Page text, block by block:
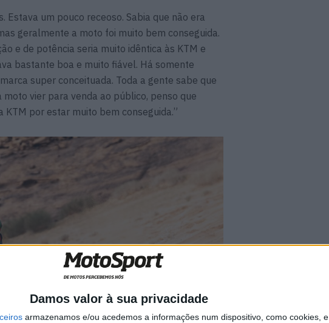
Damos valor à sua privacidade
armazenamos e/ou acedemos a informações num dispositivo, como cookies, e
Estava um pouco receoso. Sabia que não era
geralmente a moto foi muito bem conseguida.
e de potência seria muito idêntica às KTM e
bastante boa e muito fiável. Há somente
super conceituada. Toda a gente sabe que
vier para venda ao público, penso que
por estar muito bem conseguida.”